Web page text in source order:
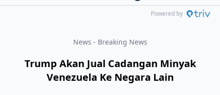
Powered by
News - Breaking News
Trump Akan Jual Cadangan Minyak
Venezuela Ke Negara Lain